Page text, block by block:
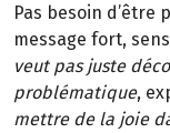
Pas besoin
message fort,
veut pas juste
problématique,
mettre de la joie